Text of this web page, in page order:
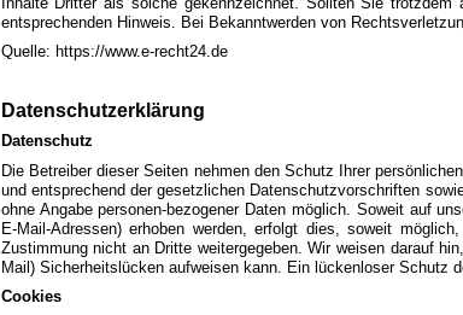
entsprechenden Hinweis. Bei Bekanntwerden von
Quelle: https://www.e-recht24.de
Datenschutzerklärung
Datenschutz
Die Betreiber dieser Seiten nehmen den Schutz Ihrer
und entsprechend der gesetzlichen Datenschutzvorschriften
ohne Angabe personen-bezogener Daten möglich. Soweit auf
E-Mail-Adressen) erhoben werden, erfolgt dies, soweit
Zustimmung nicht an Dritte weitergegeben. Wir weisen darauf
Mail) Sicherheitslücken aufweisen kann. Ein lückenloser Schutz
Cookies